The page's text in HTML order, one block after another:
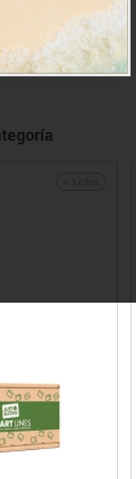
IVA incluido